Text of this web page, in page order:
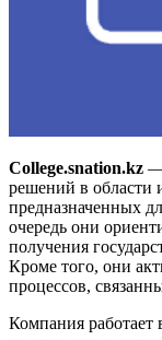
College.snation.kz —
решений в области
предназначенных
очередь они
получения
Кроме того, они
процессов,
Компания работает